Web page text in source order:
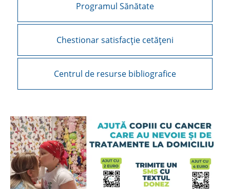
Programul Sănătate
Chestionar satisfacție cetățeni
Centrul de resurse bibliografice